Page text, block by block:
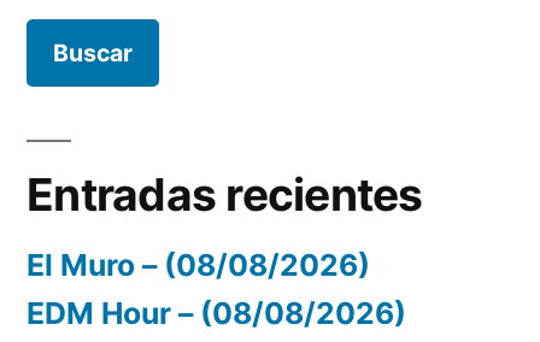
Entradas recientes
El Muro – (08/08/2026)
EDM Hour – (08/08/2026)